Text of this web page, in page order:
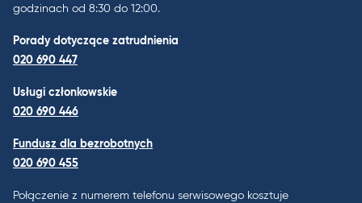
godzinach od 8:30 do 12:00.
Porady dotyczące zatrudnienia
020 690 447
Usługi członkowskie
020 690 446
Fundusz dla bezrobotnych
020 690 455
Połączenie z numerem telefonu serwisowego kosztuje